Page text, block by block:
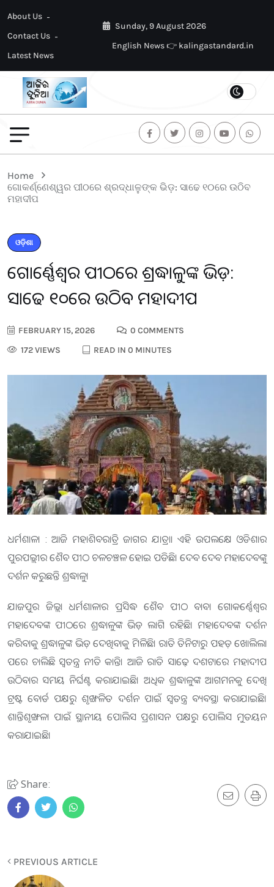
About Us
Contact Us
Latest News
Sunday, 9 August 2026
English News 👉 kalingastandard.in
Home
ଗୋକର୍ଣ୍ଣେଶ୍ୱର ପୀଠରେ ଶ୍ରଦ୍ଧାଳୁଙ୍କ ଭିଡ଼: ସାଢେ ୧୦ରେ ଉଠିବ
ମହାଦୀପ
ଓଡ଼ିଶା
ଗୋକର୍ଣ୍ଣେଶ୍ୱର ପୀଠରେ ଶ୍ରଦ୍ଧାଳୁଙ୍କ ଭିଡ଼:
ସାଢେ ୧୦ରେ ଉଠିବ ମହାଦୀପ
FEBRUARY 15, 2026
0 COMMENTS
172 VIEWS
READ IN 0 MINUTES
ଧର୍ମଶାଳା : ଆଜି ମହାଶିବରାତ୍ରି ଜାଗର ଯାତ୍ରା। ଏହି ଉପଲକ୍ଷେ ଓଡିଶାର
ପୁରପଲ୍ଲୀର ଶୈବ ପୀଠ ଚଳଚଞ୍ଚଳ ହୋଇ ପଡିଛି। ଦେବ ଦେବ ମହାଦେବଙ୍କୁ
ଦର୍ଶନ କରୁଛନ୍ତି ଶ୍ରଦ୍ଧାଳୁ।
ଯାଜପୁର ଜିଲ୍ଲା ଧର୍ମଶାଳାର ପ୍ରସିଦ୍ଧ ଶୈବ ପୀଠ ବାବା ଗୋକର୍ଣ୍ଣେଶ୍ୱର
ମହାଦେବଙ୍କ ପୀଠରେ ଶ୍ରଦ୍ଧାଳୁଙ୍କ ଭିଡ଼ ଲାଗି ରହିଛି। ମହାଦେବଙ୍କ ଦର୍ଶନ
କରିବାକୁ ଶ୍ରଦ୍ଧାଳୁଙ୍କ ଭିଡ଼ ଦେଖିବାକୁ ମିଳିଛି। ରାତି ତିନିଟାରୁ ପହଡ଼ ଖୋଲିଲା
ପରେ ଚାଲିଛି ସ୍ୱତନ୍ତ୍ର ନୀତି କାନ୍ତି। ଆଜି ରାତି ସାଢ଼େ ଦଶଟାରେ ମହାଦୀପ
ଉଠିବାର ସମୟ ନିର୍ଘଣ୍ଟ କରାଯାଇଛି। ଅଧିକ ଶ୍ରଦ୍ଧାଳୁଙ୍କ ଆଗମନକୁ ଦେଖି
ଟ୍ରଷ୍ଟ ବୋର୍ଡ ପକ୍ଷରୁ ଶୃଙ୍ଖଳିତ ଦର୍ଶନ ପାଇଁ ସ୍ୱତନ୍ତ୍ର ବ୍ୟବସ୍ଥା କରାଯାଇଛି।
ଶାନ୍ତିଶୃଙ୍ଖଳା ପାଇଁ ସ୍ଥାନୀୟ ପୋଲିସ ପ୍ରଶାସନ ପକ୍ଷରୁ ପୋଲିସ ମୁତୟନ
କରାଯାଇଛି।
Share:
PREVIOUS ARTICLE